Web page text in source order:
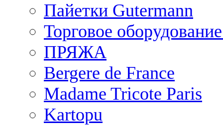
Пайетки Gutermann
Торговое
ПРЯЖА
Bergere de France
Madame Tricote Paris
Kartopu